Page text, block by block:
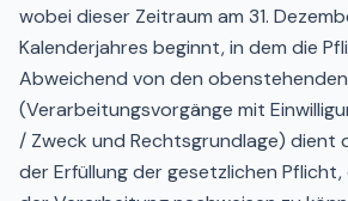
wobei dieser Zeitraum am 31.
Kalenderjahres beginnt, in dem die
Abweichend von den
(Verarbeitungsvorgänge mit
/ Zweck und Rechtsgrundlage) dient
der Erfüllung der gesetzlichen